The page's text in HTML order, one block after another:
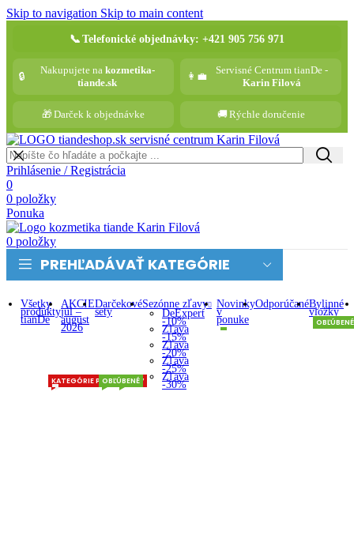
Skip to navigation Skip to main content
📞 Telefonické objednávky: +421 905 756 971
🔒
Nakupujete na kozmetika-
tiande.sk
👩‍💼
Servisné Centrum tianDe -
Karin Filová
🎁Darček k objednávke 🚚Rýchle doručenie
Prihlásenie / Registrácia
0
0 položky
Ponuka
0 položky
PREHĽADÁVAŤ KATEGÓRIE
Všetky
produkty
tianDe
AKCIE
júl –
august
2026
Darčekové
sety
Sezónne zľavy
DeExpert
-10%
Zľava
-15%
Zľava
-20%
Zľava
-25%
Zľava
-30%
Novinky
v
ponuke
OdporúčanéBylinné
vložky
OBĽÚBENÉ
KATEGÓRIE PRODUKTOV
OBĽÚBENÉ